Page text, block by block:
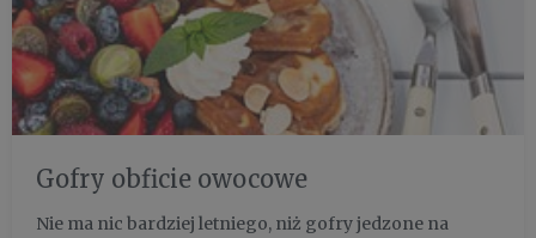
Gofry obficie owocowe
Nie ma nic bardziej letniego, niż gofry jedzone na